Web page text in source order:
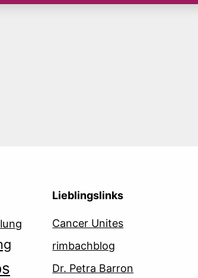
Lieblingslinks
Cancer Unites
rimbachblog
Dr. Petra Barron